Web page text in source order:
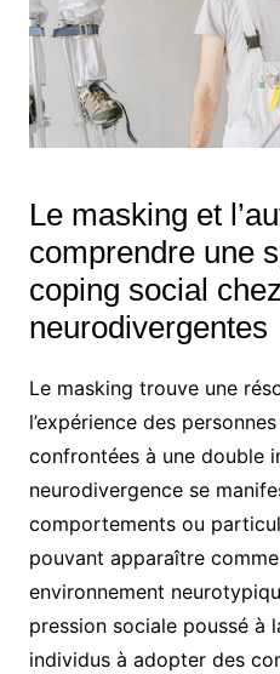
Le masking et
comprendre une
coping social
neurodivergentes
Le masking trouve une
l’expérience des
confrontées à une double
neurodivergence se
comportements ou
pouvant apparaître
environnement
pression sociale poussé à
individus à adopter des